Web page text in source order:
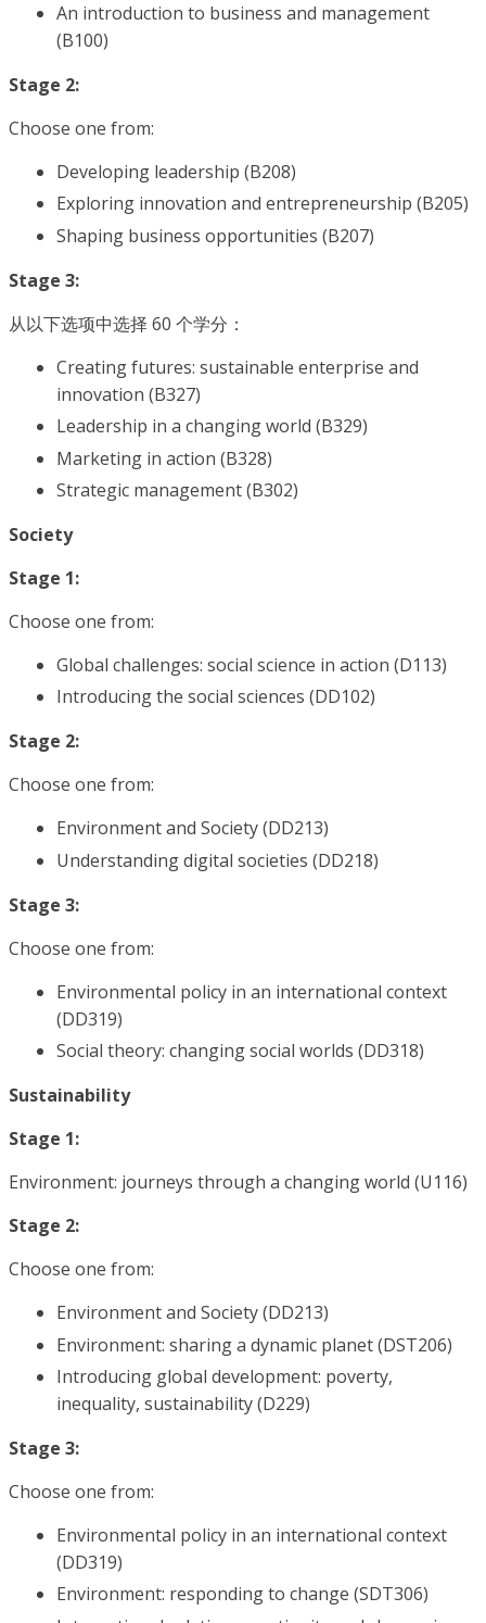
An introduction to business and management
(B100)
Stage 2:
Choose one from:
Developing leadership (B208)
Exploring innovation and entrepreneurship (B205)
Shaping business opportunities (B207)
Stage 3:
从以下选项中选择 60 个学分：
Creating futures: sustainable enterprise and
innovation (B327)
Leadership in a changing world (B329)
Marketing in action (B328)
Strategic management (B302)
Society
Stage 1:
Choose one from:
Global challenges: social science in action (D113)
Introducing the social sciences (DD102)
Stage 2:
Choose one from:
Environment and Society (DD213)
Understanding digital societies (DD218)
Stage 3:
Choose one from:
Environmental policy in an international context
(DD319)
Social theory: changing social worlds (DD318)
Sustainability
Stage 1:
Environment: journeys through a changing world (U116)
Stage 2:
Choose one from:
Environment and Society (DD213)
Environment: sharing a dynamic planet (DST206)
Introducing global development: poverty,
inequality, sustainability (D229)
Stage 3:
Choose one from:
Environmental policy in an international context
(DD319)
Environment: responding to change (SDT306)